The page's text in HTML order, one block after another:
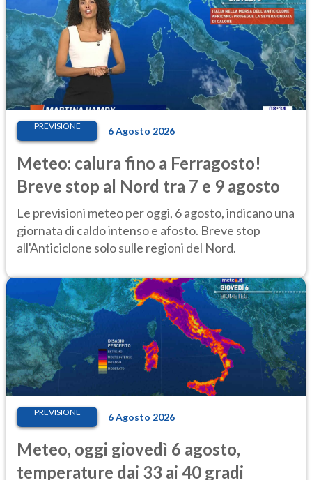
PREVISIONE 6 Agosto 2026
Meteo: calura fino a Ferragosto!
Breve stop al Nord tra 7 e 9 agosto
Le previsioni meteo per oggi, 6 agosto, indicano una
giornata di caldo intenso e afosto. Breve stop
all'Anticiclone solo sulle regioni del Nord.
PREVISIONE 6 Agosto 2026
Meteo, oggi giovedì 6 agosto,
temperature dai 33 ai 40 gradi